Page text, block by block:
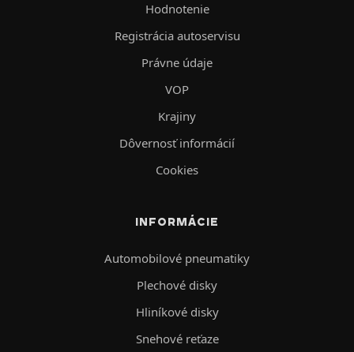
Hodnotenie
Registrácia autoservisu
Právne údaje
VOP
Krajiny
Dôvernosť informácií
Cookies
INFORMÁCIE
Automobilové pneumatiky
Plechové disky
Hliníkové disky
Snehové reťaze